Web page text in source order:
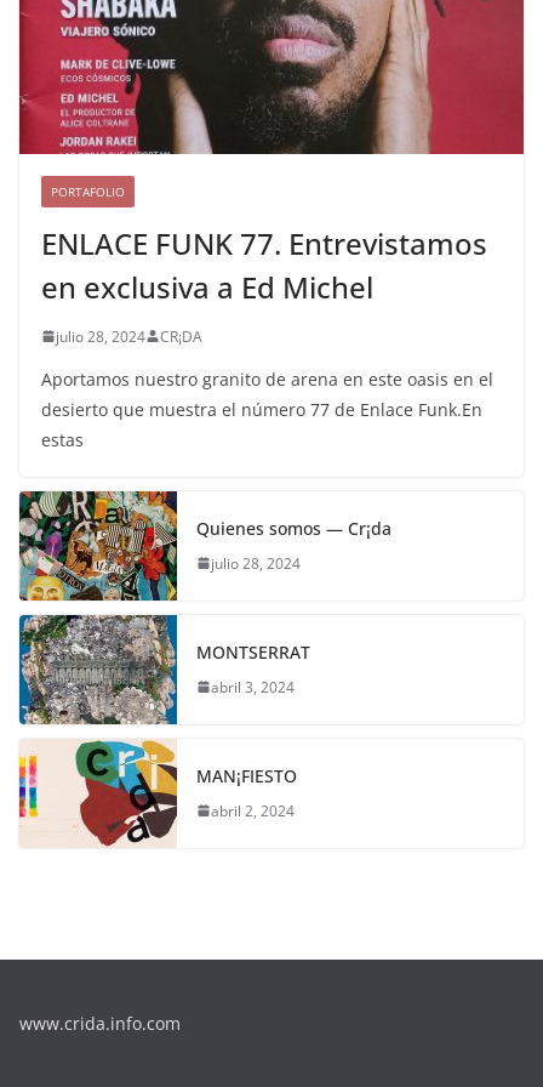
PORTAFOLIO
ENLACE FUNK 77. Entrevistamos
en exclusiva a Ed Michel
julio 28, 2024 CR¡DA
Aportamos nuestro granito de arena en este oasis en el
desierto que muestra el número 77 de Enlace Funk.En
estas
Quienes somos — Cr¡da
julio 28, 2024
MONTSERRAT
abril 3, 2024
MAN¡FIESTO
abril 2, 2024
www.crida.info.com